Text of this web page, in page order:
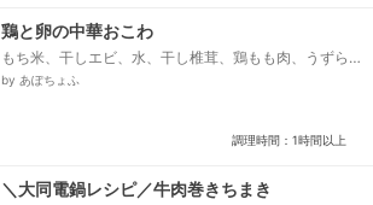
鶏と卵の中華おこわ
もち米、干しエビ、水、干し椎茸、鶏もも肉、うずら
の卵、⭐️紹興酒、⭐️醤油、⭐️砂糖、⭐️粗びき黒胡椒、サラ
by あぽちょふ
調理時間：1時間以上
＼大同電鍋レシピ／牛肉巻きちまき